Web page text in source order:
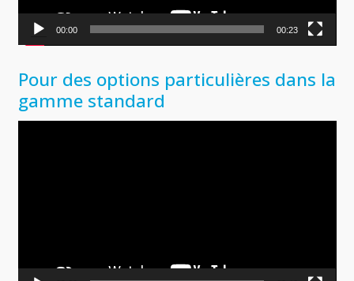
00:00 00:23
Pour des options particulières dans la
gamme standard